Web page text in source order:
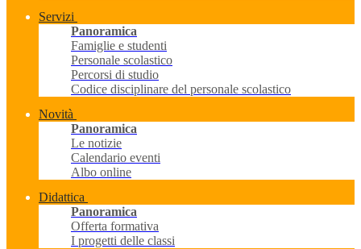
Servizi
Panoramica
Famiglie e studenti
Personale scolastico
Percorsi di studio
Codice disciplinare del personale scolastico
Novità
Panoramica
Le notizie
Calendario eventi
Albo online
Didattica
Panoramica
Offerta formativa
I progetti delle classi